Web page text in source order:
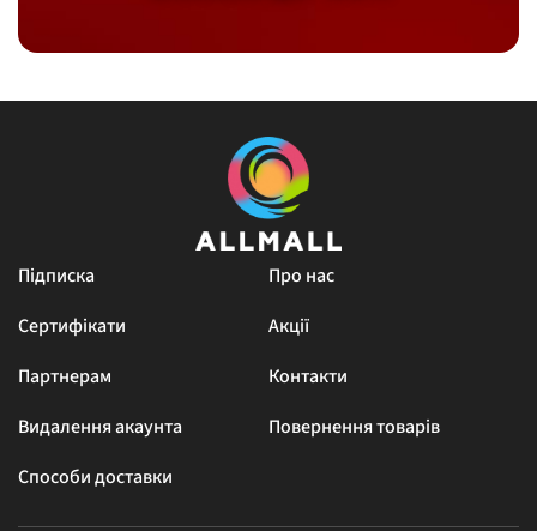
Підписка
Про нас
Сертифікати
Акції
Партнерам
Контакти
Видалення акаунта
Повернення товарів
Способи доставки